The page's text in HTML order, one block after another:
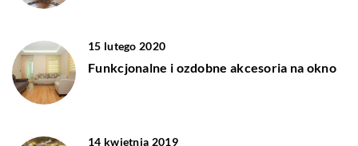
15 lutego 2020
Funkcjonalne i ozdobne akcesoria na okno
14 kwietnia 2019